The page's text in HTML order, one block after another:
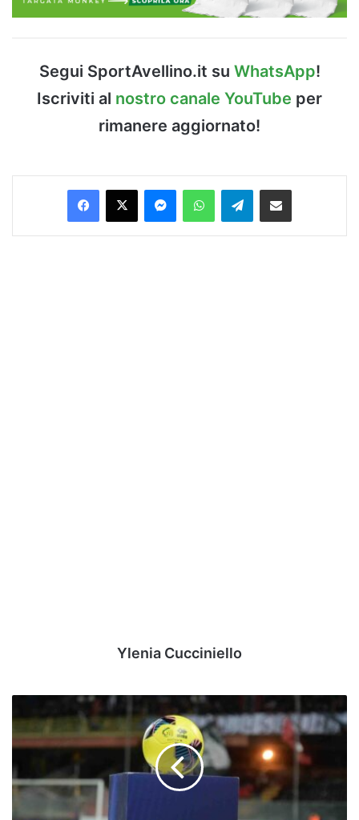
Segui SportAvellino.it su WhatsApp!
Iscriviti al nostro canale YouTube per
rimanere aggiornato!
Facebook
X MessengerWhatsAppTelegramCondividi via Email
Ylenia Cucciniello
e
Cerignola,
assist
all'Avellino:
1-